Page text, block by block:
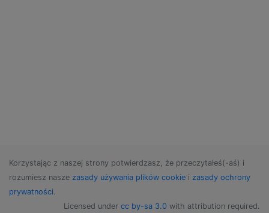
Korzystając z naszej strony potwierdzasz, że przeczytałeś(-aś) i
rozumiesz nasze zasady używania plików cookie i zasady ochrony
prywatności.
Licensed under cc by-sa 3.0 with attribution required.